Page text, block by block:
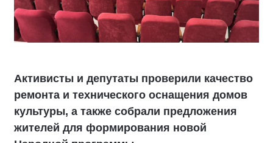
Активисты и депутаты проверили качество
ремонта и технического оснащения домов
культуры, а также собрали предложения
жителей для формирования новой